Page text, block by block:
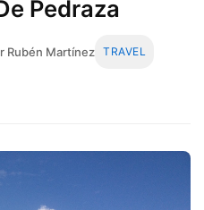
Pedraza
Rubén Martínez TRAVEL